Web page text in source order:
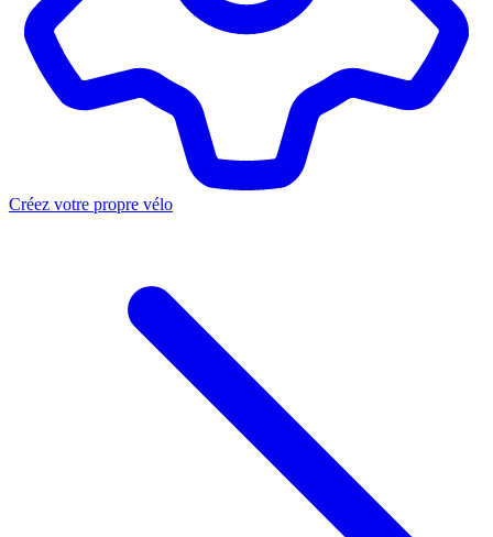
Créez votre propre vélo